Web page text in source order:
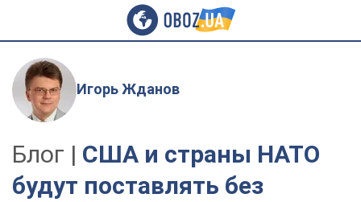
Игорь Жданов
Блог | США и страны НАТО
будут поставлять без